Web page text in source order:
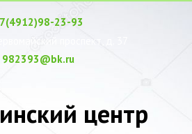
98-23-93
982393@bk.ru
центр